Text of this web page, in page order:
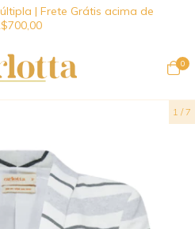
| Frete Grátis acima de
0
1 /7